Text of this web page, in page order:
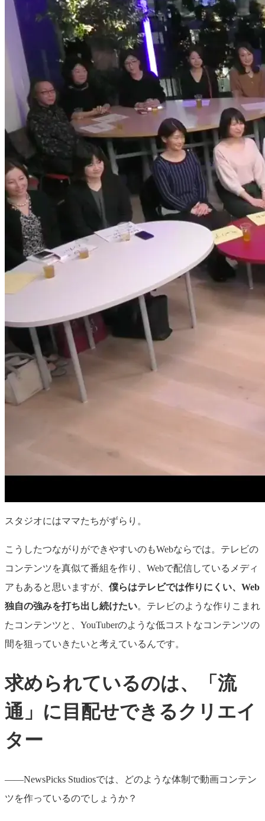
スタジオにはママたちがずらり。
こうしたつながりができやすいのもWebならでは。テレビの
コンテンツを真似て番組を作り、Webで配信しているメディ
アもあると思いますが、 僕らはテレビでは作りにくい、Web
独自の強みを打ち出し続けたい。テレビのような作りこまれ
たコンテンツと、YouTuberのような低コストなコンテンツの
間を狙っていきたいと考えているんです。
求められているのは、「流
通」に目配せできるクリエイ
ター
——NewsPicks Studiosでは、どのような体制で動画コンテン
ツを作っているのでしょうか？